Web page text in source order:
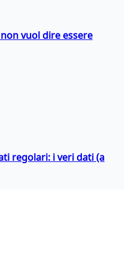
vuol dire essere
regolari: i veri dati (a